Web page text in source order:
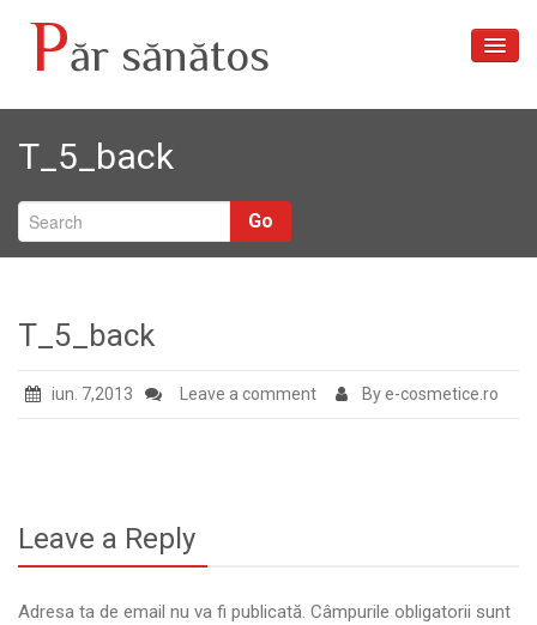
Păr sănătos
Acasă
Articole
Despre noi
Tratamente păr
Contact
T_5_back
Go
T_5_back
iun. 7,2013 Leave a comment By e-cosmetice.ro
Leave a Reply
Adresa ta de email nu va fi publicată. Câmpurile obligatorii sunt